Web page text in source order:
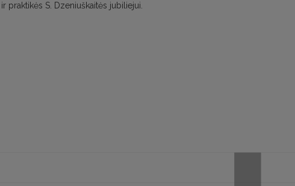
praktikės S. Dzeniuškaitės jubiliejui.